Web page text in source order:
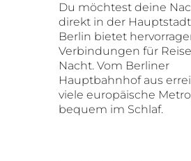
Du möchtest deine
direkt in der
Berlin bietet
Verbindungen für
Nacht. Vom Berliner
Hauptbahnhof aus
viele europäische
bequem im Schlaf.